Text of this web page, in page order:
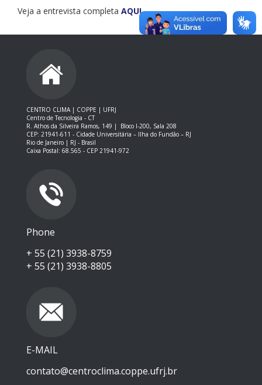
Veja a entrevista completa AQUI.
CENTRO CLIMA | COPPE | UFRJ
Centro de Tecnologia - CT
R. Athos da Silveira Ramos, 149 |
Bloco I-200, Sala 208
CEP: 21941-611 - Cidade Universitária – Ilha do Fundão – RJ
Rio de Janeiro | RJ - Brasil
Caixa Postal: 68.565 - CEP 21941-972
Phone
+ 55 (21) 3938-8759
+ 55 (21) 3938-8805
E-MAIL
contato@centroclima.coppe.ufrj.br